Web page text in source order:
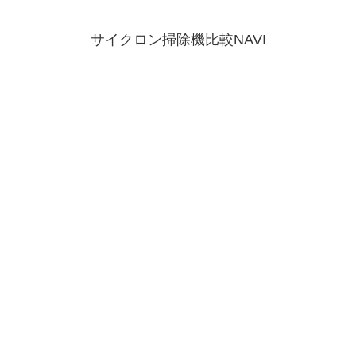
サイクロン掃除機比較NAVI